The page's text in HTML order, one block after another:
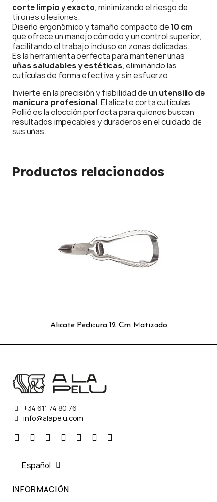
corte limpio y exacto, minimizando el riesgo de
tirones o lesiones.
Diseño ergonómico y tamaño compacto de 10 cm
que ofrece un manejo cómodo y un control superior,
facilitando el trabajo incluso en zonas delicadas.
Es la herramienta perfecta para mantener unas
uñas saludables y estéticas, eliminando las
cutículas de forma efectiva y sin esfuerzo.
Invierte en la precisión y fiabilidad de un utensilio de
manicura profesional. El alicate corta cutículas
Pollié es la elección perfecta para quienes buscan
resultados impecables y duraderos en el cuidado de
sus uñas.
Productos relacionados
Alicate Pedicura 12 Cm Matizado
+34 611 74 80 76
info@alapelu.com
Español
INFORMACIÓN